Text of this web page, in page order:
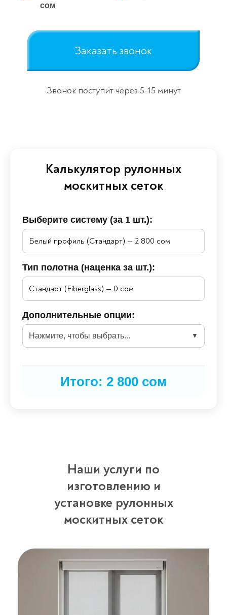
сом
Заказать звонок
Звонок поступит через 5-15 минут
Калькулятор рулонных
москитных сеток
Выберите систему (за 1 шт.):
Тип полотна (наценка за шт.):
Дополнительные опции:
Нажмите, чтобы выбрать... ▼
Итого: 2 800 сом
Наши услуги по
изготовлению и
установке рулонных
москитных сеток